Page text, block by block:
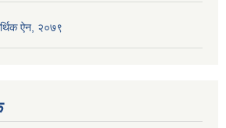
ऐन, २०७९